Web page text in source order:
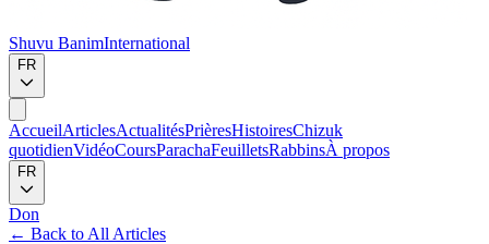
Shuvu BanimInternational
FR
AccueilArticlesActualitésPrièresHistoiresChizuk
quotidienVidéoCoursParachaFeuilletsRabbinsÀ propos
FR
Don
← Back to All Articles